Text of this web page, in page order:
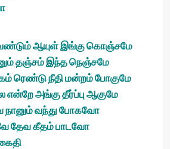
ஆயுள் இங்கு கொஞ்சமே
தஞ்சம் இந்த நெஞ்சமே
நீதி மன்றம் போகுமே
அங்கு தீர்ப்பு ஆகுமே
வந்து போகவோ
தேவ கீதம் பாடவோ